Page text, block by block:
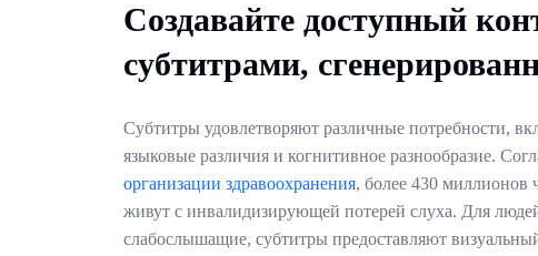
Создавайте доступный
субтитрами,
Субтитры удовлетворяют различные потребности,
языковые различия и когнитивное разнообразие.
организации здравоохранения, более 430 миллионов
живут с инвалидизирующей потерей слуха. Для
слабослышащие, субтитры предоставляют